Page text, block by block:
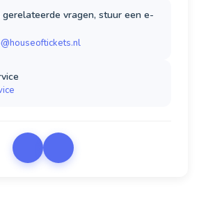
vragen, stuur een e-